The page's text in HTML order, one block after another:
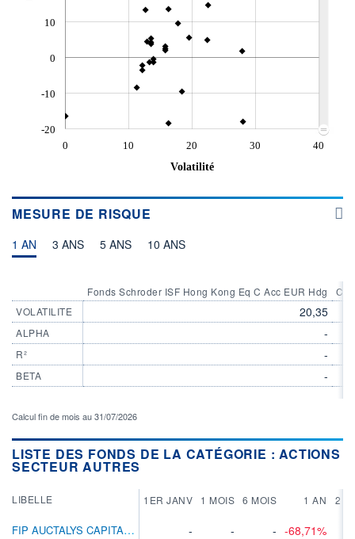
-20
-10
0
10
0 10 20 30
40
Volatilité
MESURE DE RISQUE
1 AN 3 ANS 5 ANS 10 ANS
VOLATILITE
ALPHA
R²
BETA
Fonds Schroder ISF Hong Kong Eq C Acc EUR Hdg
20,35
-
-
-
Calcul fin de mois au 31/07/2026
LISTE DES FONDS DE LA CATÉGORIE : ACTIONS
SECTEUR AUTRES
LIBELLE 1ER JANV 1 MOIS 6 MOIS 1 AN 2
FIP AUCTALYS CAPITAL PME A - - - -68,71%